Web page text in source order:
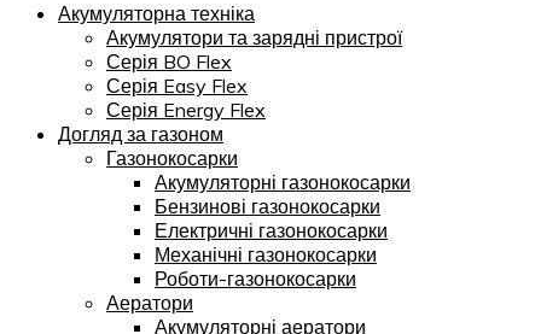
Акумуляторна техніка
Акумулятори та зарядні пристрої
Серія BO Flex
Серія Easy Flex
Серія Energy Flex
Догляд за газоном
Газонокосарки
Акумуляторні газонокосарки
Бензинові газонокосарки
Електричні газонокосарки
Механічні газонокосарки
Роботи-газонокосарки
Аератори
Акумуляторні аератори